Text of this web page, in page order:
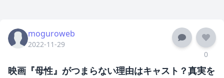
moguroweb
2022-11-29
0
映画『母性』がつまらない理由はキャスト？真実を